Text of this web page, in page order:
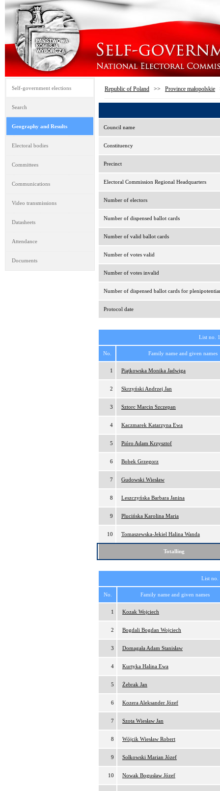
Self-government elections
Search
Geography and Results
Electoral bodies
Committees
Communications
Video transmissions
Datasheets
Attendance
Documents
Republic of Poland >> Province małopolskie
Council name
Constituency
Precinct
Electoral Commission Regional Headquarters
Number of electors
Number of dispensed ballot cards
Number of valid ballot cards
Number of votes valid
Number of votes invalid
Number of dispensed ballot cards for
Protocol date
List no.
No. Family name and given names
1 Piątkowska Monika Jadwiga
2 Skrzyński Andrzej Jan
3 Sztorc Marcin Szczepan
4 Kaczmarek Katarzyna Ewa
5 Pióro Adam Krzysztof
6 Bobek Grzegorz
7 Gudowski Wiesław
8 Leszczyńska Barbara Janina
9 Plucińska Karolina Maria
10 Tomaszewska-Jekiel Halina Wanda
Totalling
List
No. Family name and given names
1 Kozak Wojciech
2 Bogdali Bogdan Wojciech
3 Domagała Adam Stanisław
4 Kurtyka Halina Ewa
5 Żebrak Jan
6 Kozera Aleksander Józef
7 Szota Wiesław Jan
8 Wójcik Wiesław Robert
9 Sołkowski Marian Józef
10 Nowak Bogusław Józef